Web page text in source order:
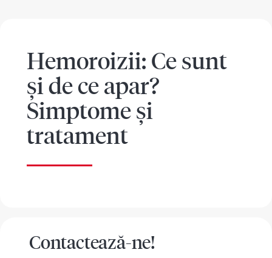
Hemoroizii: Ce sunt
și de ce apar?
Simptome și
tratament
Contactează-ne!